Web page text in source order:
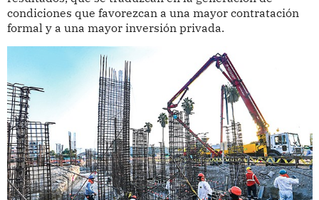
condiciones que favorezcan a una mayor contratación
formal y a una mayor inversión privada.